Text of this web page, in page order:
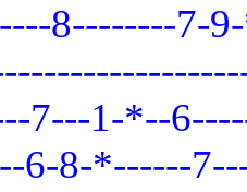
8--------7-
7---1-*--
6-8-*------